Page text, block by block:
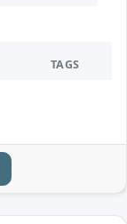
TAGS